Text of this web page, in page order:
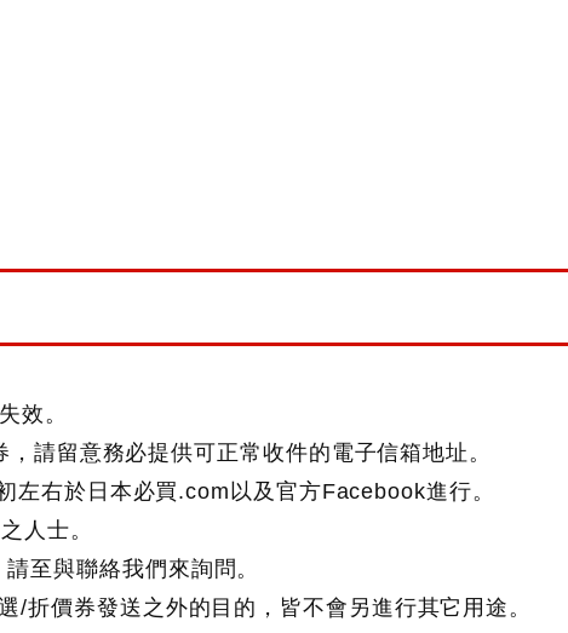
效。
請留意務必提供可正常收件的電子信箱地址。
右於日本必買.com以及官方Facebook進行。
人士。
至與聯絡我們來詢問。
折價券發送之外的目的，皆不會另進行其它用途。